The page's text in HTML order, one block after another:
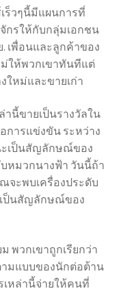
ร็วๆนี้มีแผนการที่
กรให้กับกลุ่มเอกชน
เพื่อนและลูกค้าของ
ม่ให้พวกเขาทันทีแต่
ใหม่และขายเก่า
านี้ขายเป็นรางวัลใน
การแข่งขัน ระหว่าง
ะเป็นสัญลักษณ์ของ
หมวกนางฟ้า วันนี้ถ้า
จะพบเครื่องประดับ
ป็นสัญลักษณ์ของ
พวกเขาถูกเรียกว่า
มแบบของนักต่อต้าน
เหล่านี้จ่ายให้คนที่